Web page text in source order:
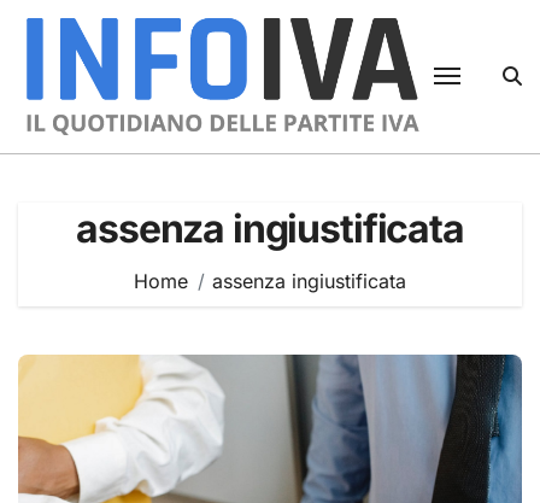
Skip
assenza ingiustificata
Home assenza ingiustificata